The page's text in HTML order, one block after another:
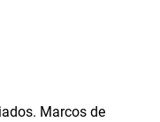
Marcos de